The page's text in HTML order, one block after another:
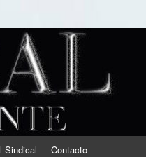
Sindical Contacto